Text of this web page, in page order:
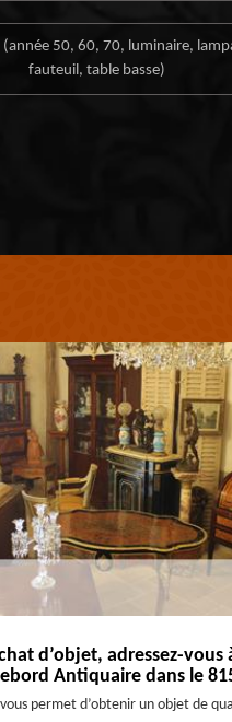
(année 50, 60, 70, luminaire,
fauteuil, table basse)
d’objet, adressez-vous
Antiquaire dans le
permet d’obtenir un objet de